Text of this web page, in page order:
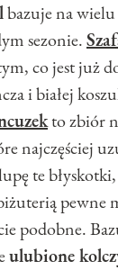
bazuje na
sezonie.
co jest już
i białej
to zbiór
najczęściej
te
podobne.
ulubione